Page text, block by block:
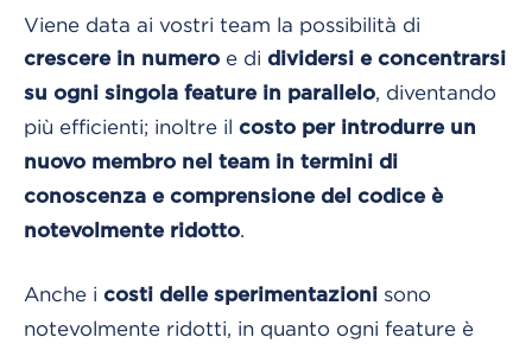
Viene data ai vostri team la possibilità di
crescere in numero e di dividersi e concentrarsi
su ogni singola feature in parallelo, diventando
più efficienti; inoltre il costo per introdurre un
nuovo membro nel team in termini di
conoscenza e comprensione del codice è
notevolmente ridotto.
Anche i costi delle sperimentazioni sono
notevolmente ridotti, in quanto ogni feature è